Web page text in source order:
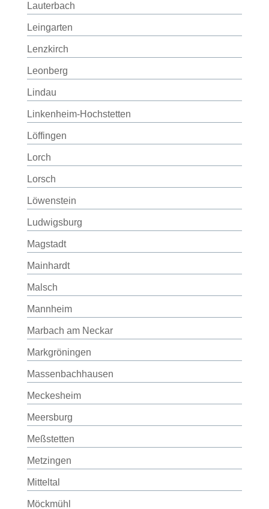
Lauterbach
Leingarten
Lenzkirch
Leonberg
Lindau
Linkenheim-Hochstetten
Löffingen
Lorch
Lorsch
Löwenstein
Ludwigsburg
Magstadt
Mainhardt
Malsch
Mannheim
Marbach am Neckar
Markgröningen
Massenbachhausen
Meckesheim
Meersburg
Meßstetten
Metzingen
Mitteltal
Möckmühl